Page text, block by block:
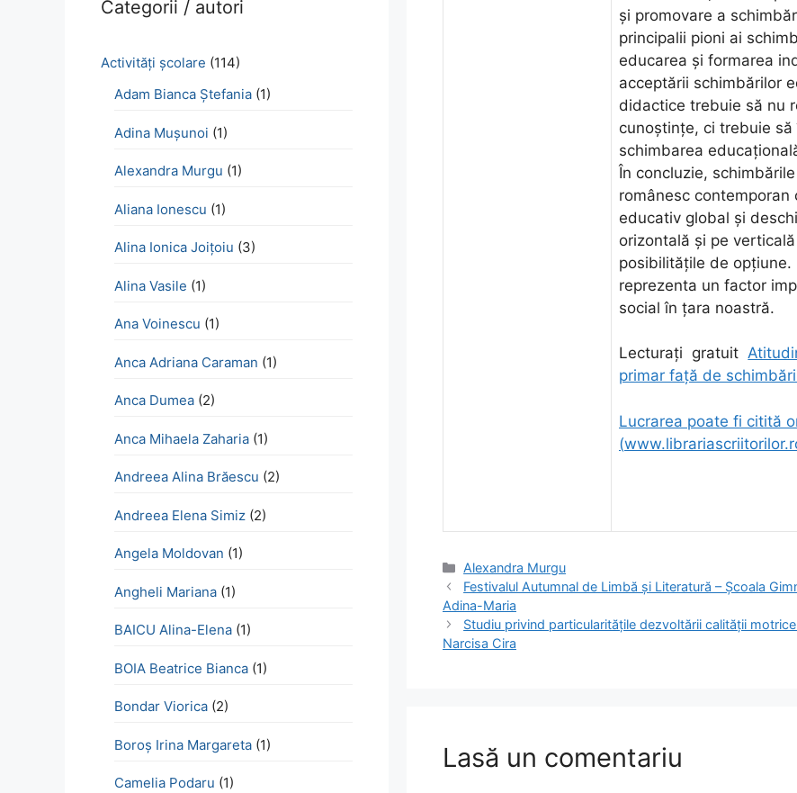
și promovare a
principalii pioni ai
educarea şi formarea
acceptării schimbărilor
didactice trebuie să nu
cunoştinţe, ci trebuie
schimbarea
În concluzie,
românesc
educativ global şi
orizontală şi pe
posibilităţile de
reprezenta un factor
social în ţara noastră.
Lecturați gratuit
primar față de
Lucrarea poate fi citită
(
Categorii
Alexandra Murgu
Festivalul Autumnal de Limbă și Literatură – Școala
Adina-Maria
Studiu privind particularităţile dezvoltării calităţii
Narcisa Cira
Lasă un comentariu
Categorii / autori
Activităţi şcolare (114)
Adam Bianca Ștefania (1)
Adina Mușunoi (1)
Alexandra Murgu (1)
Aliana Ionescu (1)
Alina Ionica Joițoiu (3)
Alina Vasile (1)
Ana Voinescu (1)
Anca Adriana Caraman (1)
Anca Dumea (2)
Anca Mihaela Zaharia (1)
Andreea Alina Brăescu (2)
Andreea Elena Simiz (2)
Angela Moldovan (1)
Angheli Mariana (1)
BAICU Alina-Elena (1)
BOIA Beatrice Bianca (1)
Bondar Viorica (2)
Boroş Irina Margareta (1)
Camelia Podaru (1)